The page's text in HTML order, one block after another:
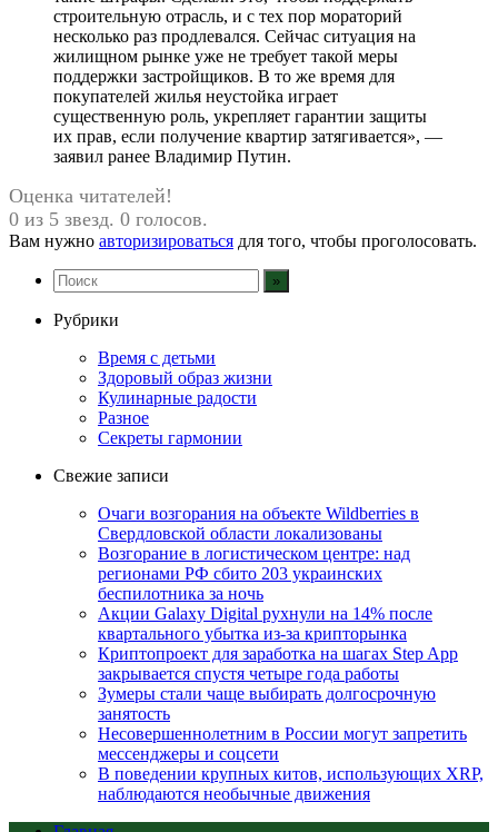
строительную отрасль, и с тех пор мораторий
несколько раз продлевался. Сейчас ситуация на
жилищном рынке уже не требует такой меры
поддержки застройщиков. В то же время для
покупателей жилья неустойка играет
существенную роль, укрепляет гарантии защиты
их прав, если получение квартир затягивается», —
заявил ранее Владимир Путин.
Оценка читателей!
0 из 5 звезд. 0 голосов.
Вам нужно авторизироваться для того, чтобы проголосовать.
Рубрики
Время с детьми
Здоровый образ жизни
Кулинарные радости
Разное
Секреты гармонии
Свежие записи
Очаги возгорания на объекте Wildberries в
Свердловской области локализованы
Возгорание в логистическом центре: над
регионами РФ сбито 203 украинских
беспилотника за ночь
Акции Galaxy Digital рухнули на 14% после
квартального убытка из-за крипторынка
Криптопроект для заработка на шагах Step App
закрывается спустя четыре года работы
Зумеры стали чаще выбирать долгосрочную
занятость
Несовершеннолетним в России могут запретить
мессенджеры и соцсети
В поведении крупных китов, использующих XRP,
наблюдаются необычные движения